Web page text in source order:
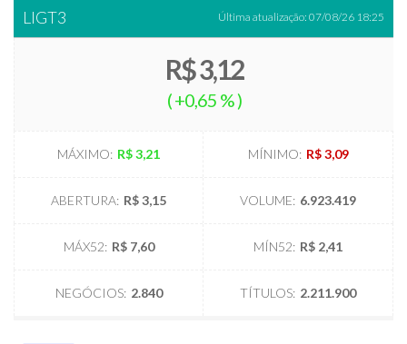
LIGT3 Última atualização: 07/08/26 18:25
R$ 3,12
(+0,65 %)
MÁXIMO: R$ 3,21 MÍNIMO: R$ 3,09
ABERTURA: R$ 3,15 VOLUME: 6.923.419
MÁX52: R$ 7,60 MÍN52: R$ 2,41
NEGÓCIOS: 2.840 TÍTULOS: 2.211.900